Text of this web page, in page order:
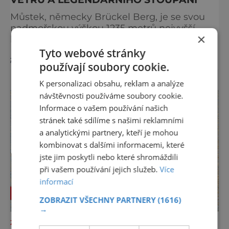
Můstek, německy Brückel Berg, je se svou
nadmořskou výškou 1235 metrů nejvyšší
nejcharakterističtějších vrcholů západní
Šumavy. Přestože nestojí v centru hlavních
turistických proudů jako Velký Javor či
Poledník, právě v tom spočívá jeho síla.
Můstek si dodnes uchovává syrový horský
charakter, klid a zvláštní atmosféru
šumavských hřebenů, kde se střídá hustý les
zobrazit více >>
ZAJÍMAVOSTI
×
Tyto webové stránky
používají soubory cookie.
K personalizaci obsahu, reklam a analýze
návštěvnosti používáme soubory cookie.
Informace o vašem používání našich
stránek také sdílíme s našimi reklamními
a analytickými partnery, kteří je mohou
kombinovat s dalšími informacemi, které
jste jim poskytli nebo které shromáždili
při vašem používání jejich služeb.Více
informací
ZOBRAZIT VŠECHNY PARTNERY(1616)
→